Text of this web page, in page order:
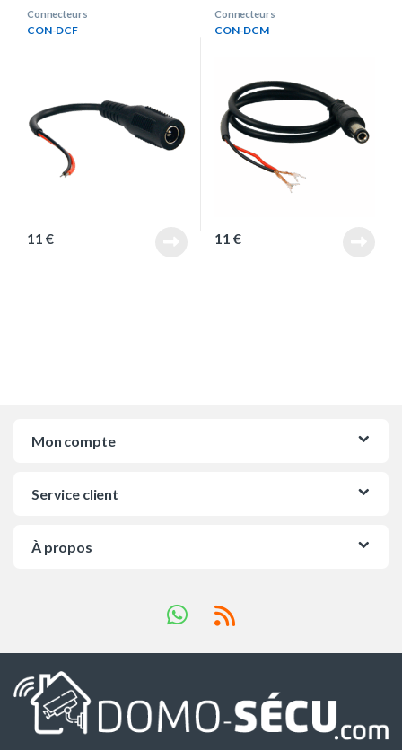
Connecteurs
CON-DCF
11 €
Connecteurs
CON-DCM
11 €
Mon compte
Service client
À propos